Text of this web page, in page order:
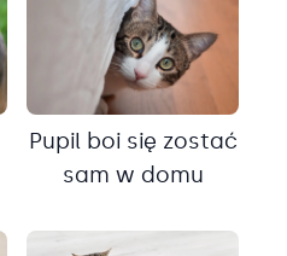
Pupil boi się zostać
sam w domu